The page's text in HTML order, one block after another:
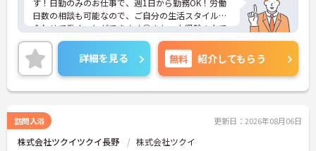
す！日勤のみのお仕事で、週1日から勤務OK！労働
日数の相談も可能なので、ご自分の生活スタイルに
合わせて働くことができます◎また、未経験の方で
も応募可能なので、これから介護業界に挑戦したい
という方にピッタリの職場です♪ご興味のある方は
面接ポイントをお伝えしますので、お気軽にご連絡
ください！
詳細を見る 無料 紹介してもらう
訪問入浴 更新日：2026年08月06日
株式会社ツクイツクイ長野 株式会社ツクイ